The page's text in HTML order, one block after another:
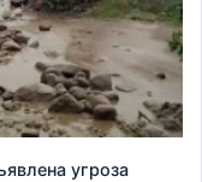
угроза